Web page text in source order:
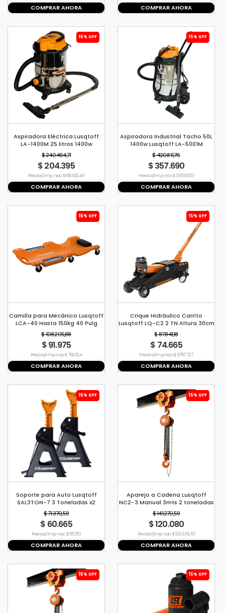
COMPRAR AHORA COMPRAR AHORA
15% OFF
Aspiradora Eléctrica Lusqtoff
LA-1400M 25 litros 1400w
$ 240.464,71
$ 204.395
Precio s/imp. nac. $ 168.921,49
COMPRAR AHORA
15% OFF
Aspiradora Industrial Tacho 50L
1400w Lusqtoff LA-5001M
$ 420.811,76
$ 357.690
Precio s/imp. nac. $ 295.611,57
COMPRAR AHORA
15% OFF
Camilla para Mecánico Lusqtoff
LCA-40 Hasta 150kg 40 Pulg
$ 108.205,88
$ 91.975
Precio s/imp. nac. $ 76.012,4
COMPRAR AHORA
15% OFF
Crique Hidráulico Carrito
Lusqtoff LQ-C2 2 TN Altura 30cm
con Maletín
$ 87.841,18
$ 74.665
Precio s/imp. nac. $ 67.877,27
COMPRAR AHORA
15% OFF
Soporte para Auto Lusqtoff
SAL3TON-7 3 Toneladas x2
$ 71.370,59
$ 60.665
Precio s/imp. nac. $ 55.150
COMPRAR AHORA
15% OFF
Aparejo a Cadena Lusqtoff
NC2-3 Manual 3mts 2 toneladas
$ 141.270,59
$ 120.080
Precio s/imp. nac. $ 99.239,67
COMPRAR AHORA
15% OFF 15% OFF